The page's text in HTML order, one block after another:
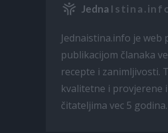
Jedna
Jednaistina.info je web
publikacijom članaka
recepte i zanimljivosti.
kvalitetne i provjerene
čitateljima vec 5 godina.